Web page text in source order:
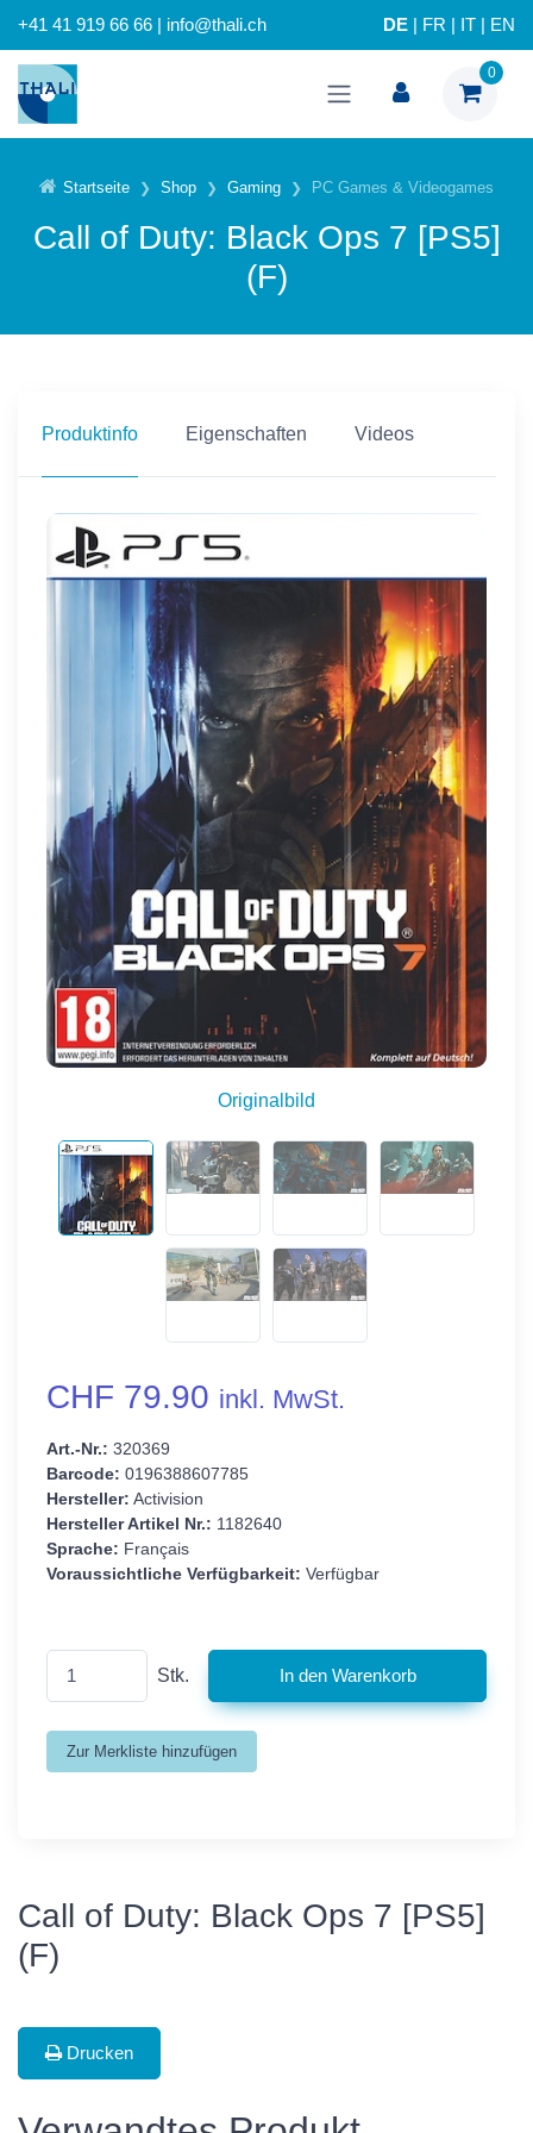
+41 41 919 66 66 | info@thali.ch DE FR IT EN
0
Startseite Shop Gaming PC Games & Videogames
Call of Duty: Black Ops 7 [PS5]
(F)
Produktinfo Eigenschaften Videos
Originalbild
CHF 79.90 inkl. MwSt.
Art.-Nr.: 320369
Barcode: 0196388607785
Hersteller: Activision
Hersteller Artikel Nr.: 1182640
Sprache: Français
Voraussichtliche Verfügbarkeit: Verfügbar
Stk.
Call of Duty: Black Ops 7 [PS5]
(F)
Drucken